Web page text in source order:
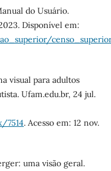
do Usuário.
Disponível em:
visual para adultos
Ufam.edu.br, 24 jul.
7514. Acesso em: 12 nov.
uma visão geral.